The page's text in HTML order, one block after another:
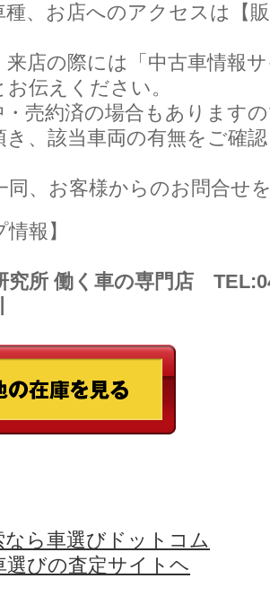
種、お店へのアクセスは【
来店の際には「中古車情報
伝えください。
・売約済の場合もあります
き、該当車両の有無をご確
同、お客様からのお問合せ
情報】
究所 働く車の専門店
なら車選びドットコム
選びの査定サイトヘ